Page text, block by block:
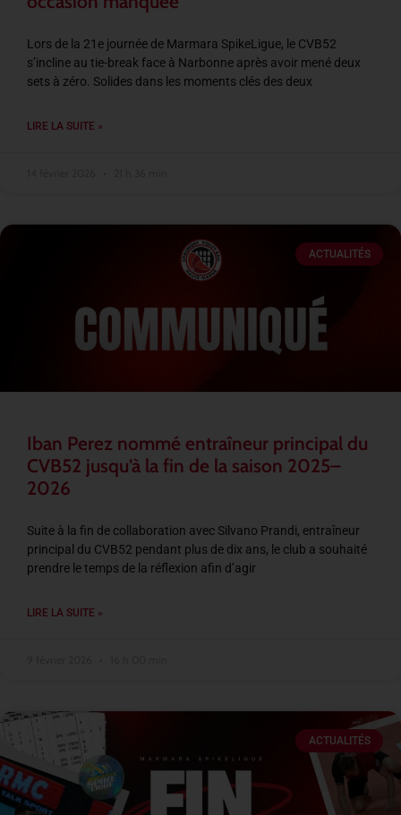
Lors de la 21e journée de Marmara SpikeLigue, le CVB52
s’incline au tie-break face à Narbonne après avoir mené deux
sets à zéro. Solides dans les moments clés des deux
LIRE LA SUITE »
ACTUALITÉS
Iban Perez nommé entraîneur principal du
CVB52 jusqu’à la fin de la saison 2025–
2026
Suite à la fin de collaboration avec Silvano Prandi, entraîneur
principal du CVB52 pendant plus de dix ans, le club a souhaité
prendre le temps de la réflexion afin d’agir
LIRE LA SUITE »
ACTUALITÉS